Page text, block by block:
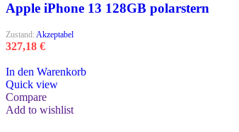
Apple iPhone 13 128GB polarstern
Zustand: Akzeptabel
327,18 €
In den Warenkorb
Quick view
Compare
Add to wishlist